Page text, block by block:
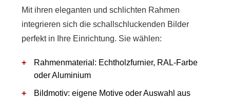
Mit ihren eleganten und schlichten Rahmen
integrieren sich die schallschluckenden Bilder
perfekt in Ihre Einrichtung. Sie wählen:
Rahmenmaterial: Echtholzfurnier, RAL-Farbe
oder Aluminium
Bildmotiv: eigene Motive oder Auswahl aus